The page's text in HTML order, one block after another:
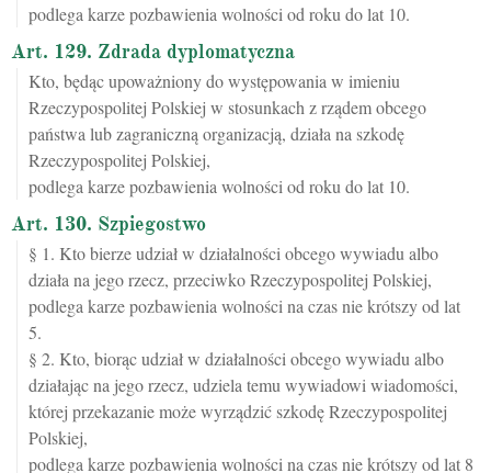
podlega karze pozbawienia wolności od roku do lat 10.
Art. 129. Zdrada dyplomatyczna
Kto, będąc upoważniony do występowania w imieniu
Rzeczypospolitej Polskiej w stosunkach z rządem obcego
państwa lub zagraniczną organizacją, działa na szkodę
Rzeczypospolitej Polskiej,
podlega karze pozbawienia wolności od roku do lat 10.
Art. 130. Szpiegostwo
§ 1. Kto bierze udział w działalności obcego wywiadu albo
działa na jego rzecz, przeciwko Rzeczypospolitej Polskiej,
podlega karze pozbawienia wolności na czas nie krótszy od lat
5.
§ 2. Kto, biorąc udział w działalności obcego wywiadu albo
działając na jego rzecz, udziela temu wywiadowi wiadomości,
której przekazanie może wyrządzić szkodę Rzeczypospolitej
Polskiej,
podlega karze pozbawienia wolności na czas nie krótszy od lat 8